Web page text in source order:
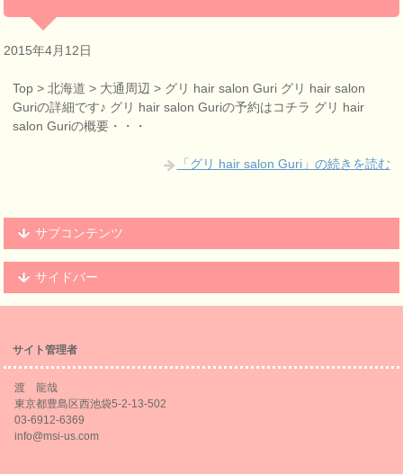
2015年4月12日
Top > 北海道 > 大通周辺 > グリ hair salon Guri グリ hair salon
Guriの詳細です♪ グリ hair salon Guriの予約はコチラ グリ hair
salon Guriの概要・・・
「グリ hair salon Guri」の続きを読む
サブコンテンツ
サイドバー
サイト管理者
渡 龍哉
東京都豊島区西池袋5-2-13-502
03-6912-6369
info@msi-us.com